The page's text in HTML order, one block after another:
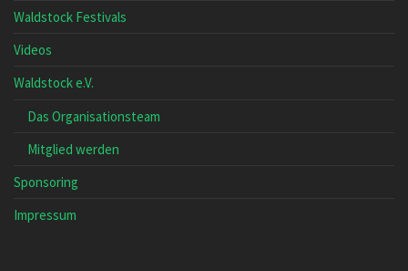
Waldstock Festivals
Videos
Waldstock e.V.
Das Organisationsteam
Mitglied werden
Sponsoring
Impressum